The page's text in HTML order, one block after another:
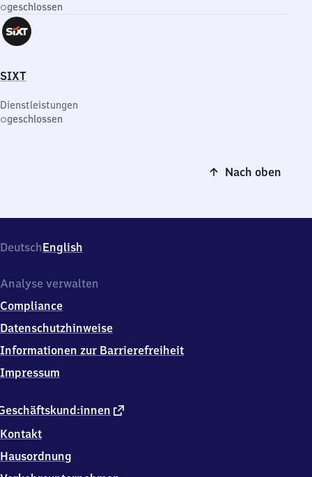
geschlossen
SIXT
Dienstleistungen
geschlossen
Nach oben
DeutschEnglish
externer
Kontakt
Hausordnung
Analyse verwalten
Compliance
Datenschutzhinweise
Informationen zur Barrierefreiheit
Impressum